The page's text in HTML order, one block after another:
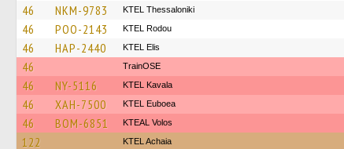
46 NKM-9783 KTEL Thessaloniki
46 POO-2143 ΚΤΕL Rodou
46 HAP-2440 KTEL Elis
46 TrainΟSE
46 NY-5116 KTEL Kavala
46 XAH-7500 ΚΤΕL Euboea
46 BOM-6851 KTEAL Volos
122 KTEL Achaia